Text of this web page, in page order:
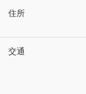
住所
交通